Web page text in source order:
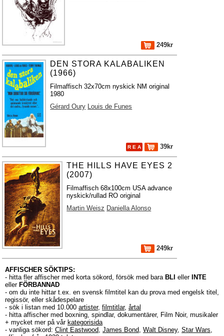
249kr
DEN STORA KALABALIKEN
(1966)
Filmaffisch 32x70cm nyskick NM original
1980
Gérard Oury Louis de Funes
R E A 39kr
THE HILLS HAVE EYES 2
(2007)
Filmaffisch 68x100cm USA advance
nyskick/rullad RO original
Martin Weisz Daniella Alonso
249kr
AFFISCHER SÖKTIPS:
- hitta fler affischer med korta sökord, försök med bara BLI eller INTE
eller FÖRBANNAD
- om du inte hittar t.ex. en svensk filmtitel kan du prova med engelsk titel,
regissör, eller skådespelare
- sök i listan med 10.000 artister, filmtitlar, årtal
- hitta affischer med boxning, spindlar, dokumentärer, Film Noir, musikaler
+ mycket mer på vår kategorisida
- vanliga sökord: Clint Eastwood, James Bond, Walt Disney, Star Wars,